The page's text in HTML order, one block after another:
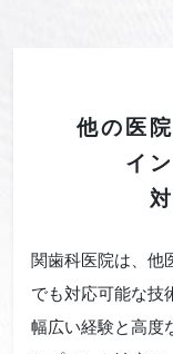
他の医
イ
関歯科医院は、他
でも対応可能な技
幅広い経験と高度